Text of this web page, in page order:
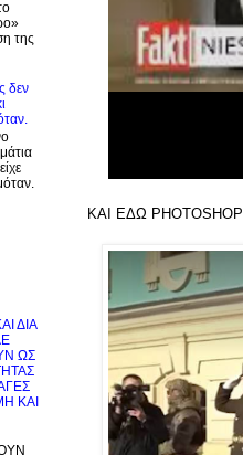
ΚΑΙ ΕΔΩ
της
δεν
ΔΙΑ
ΩΣ
ΚΑΙ